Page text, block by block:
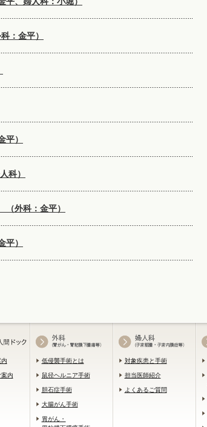
：金平）
）
科）
外科：金平）
）
内
低侵襲手術とは
鼠径ヘルニア手術
胆石症手術
大腸がん手術
胃がん・
対象疾患と手術
担当医師紹介
よくあるご質問